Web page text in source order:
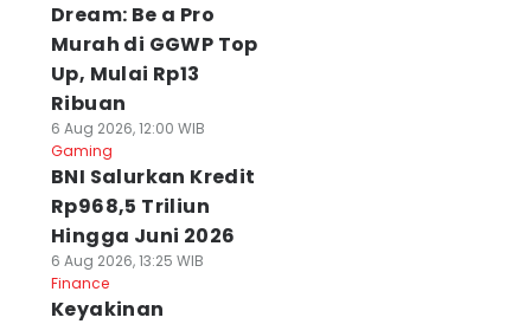
Dream: Be a Pro
Murah di GGWP Top
Up, Mulai Rp13
Ribuan
6 Aug 2026, 12:00 WIB
Gaming
BNI Salurkan Kredit
Rp968,5 Triliun
Hingga Juni 2026
6 Aug 2026, 13:25 WIB
Finance
Keyakinan